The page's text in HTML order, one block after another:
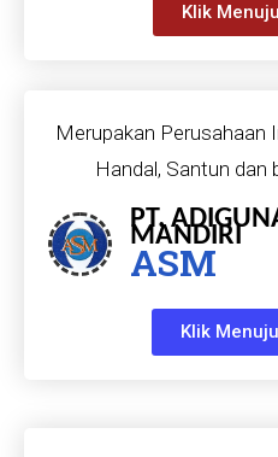
Klik
Merupakan Perusahaan
Handal, Santun dan
PT.
MANDIRI
ASM
Klik